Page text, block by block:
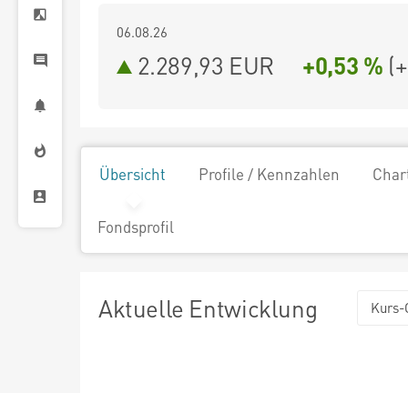
06.08.26
2.289,93 EUR +0,53 % (
Übersicht Profile / Kennzahlen
Fondsprofil
Aktuelle Entwicklung Kurs-